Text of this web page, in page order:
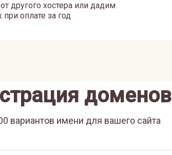
другого хостера или дадим
оплате за год
доменов
вариантов имени для вашего сайта